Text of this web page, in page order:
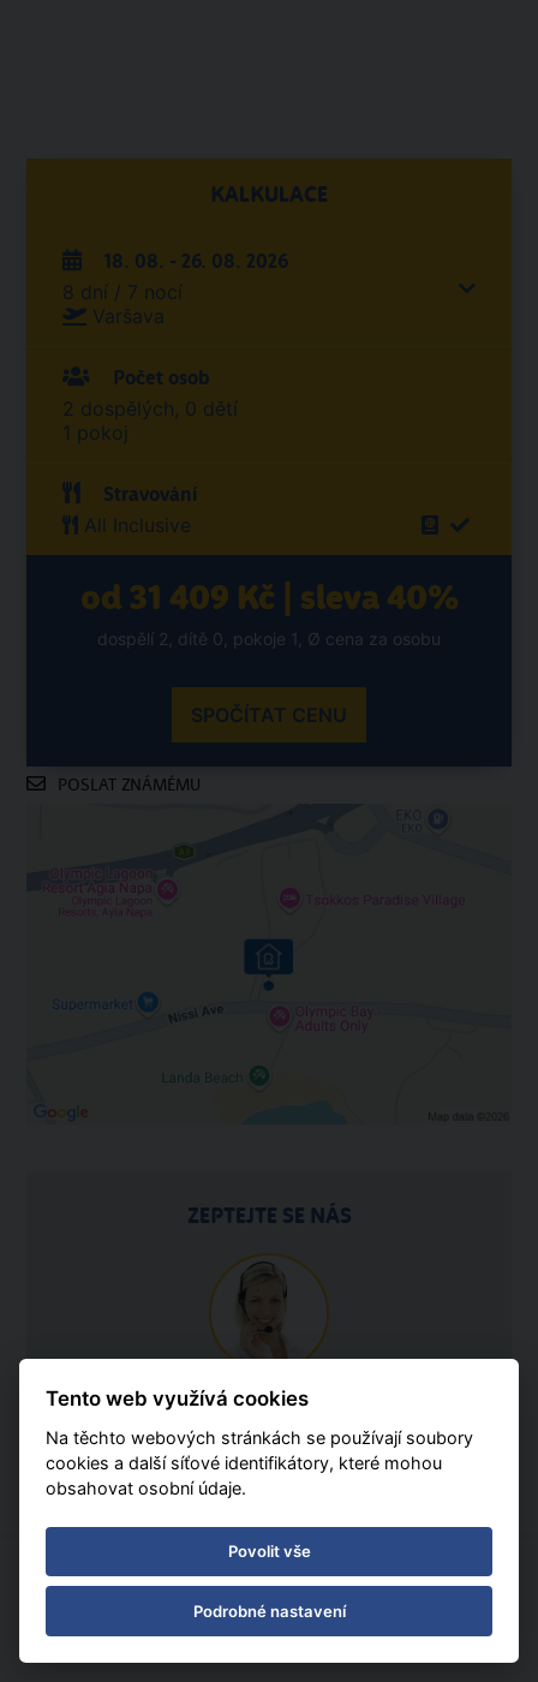
KALKULACE
18. 08. - 26. 08. 2026
8 dní / 7 nocí
Varšava
Počet osob
2 dospělých, 0 dětí
1 pokoj
Stravování
All Inclusive
od 31 409 Kč | sleva 40%
dospělí 2, dítě 0, pokoje 1, Ø cena za osobu
SPOČÍTAT CENU
POSLAT ZNÁMÉMU
ZEPTEJTE SE NÁS
595 540 934
Po - Pá 08:30 - 16:30
ZÁKAZNÍCI SI TAKÉ OBJEDNALI
Tento web využívá cookies
Na těchto webových stránkách se používají soubory
cookies a další síťové identifikátory, které mohou
obsahovat osobní údaje.
Povolit vše
Podrobné nastavení